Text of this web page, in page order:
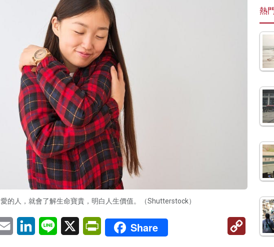
的人，就會了解生命寶貴，明白人生價值。（Shutterstock）
Email LinkedInLine X PrintFriendly
Share
Copy
熱